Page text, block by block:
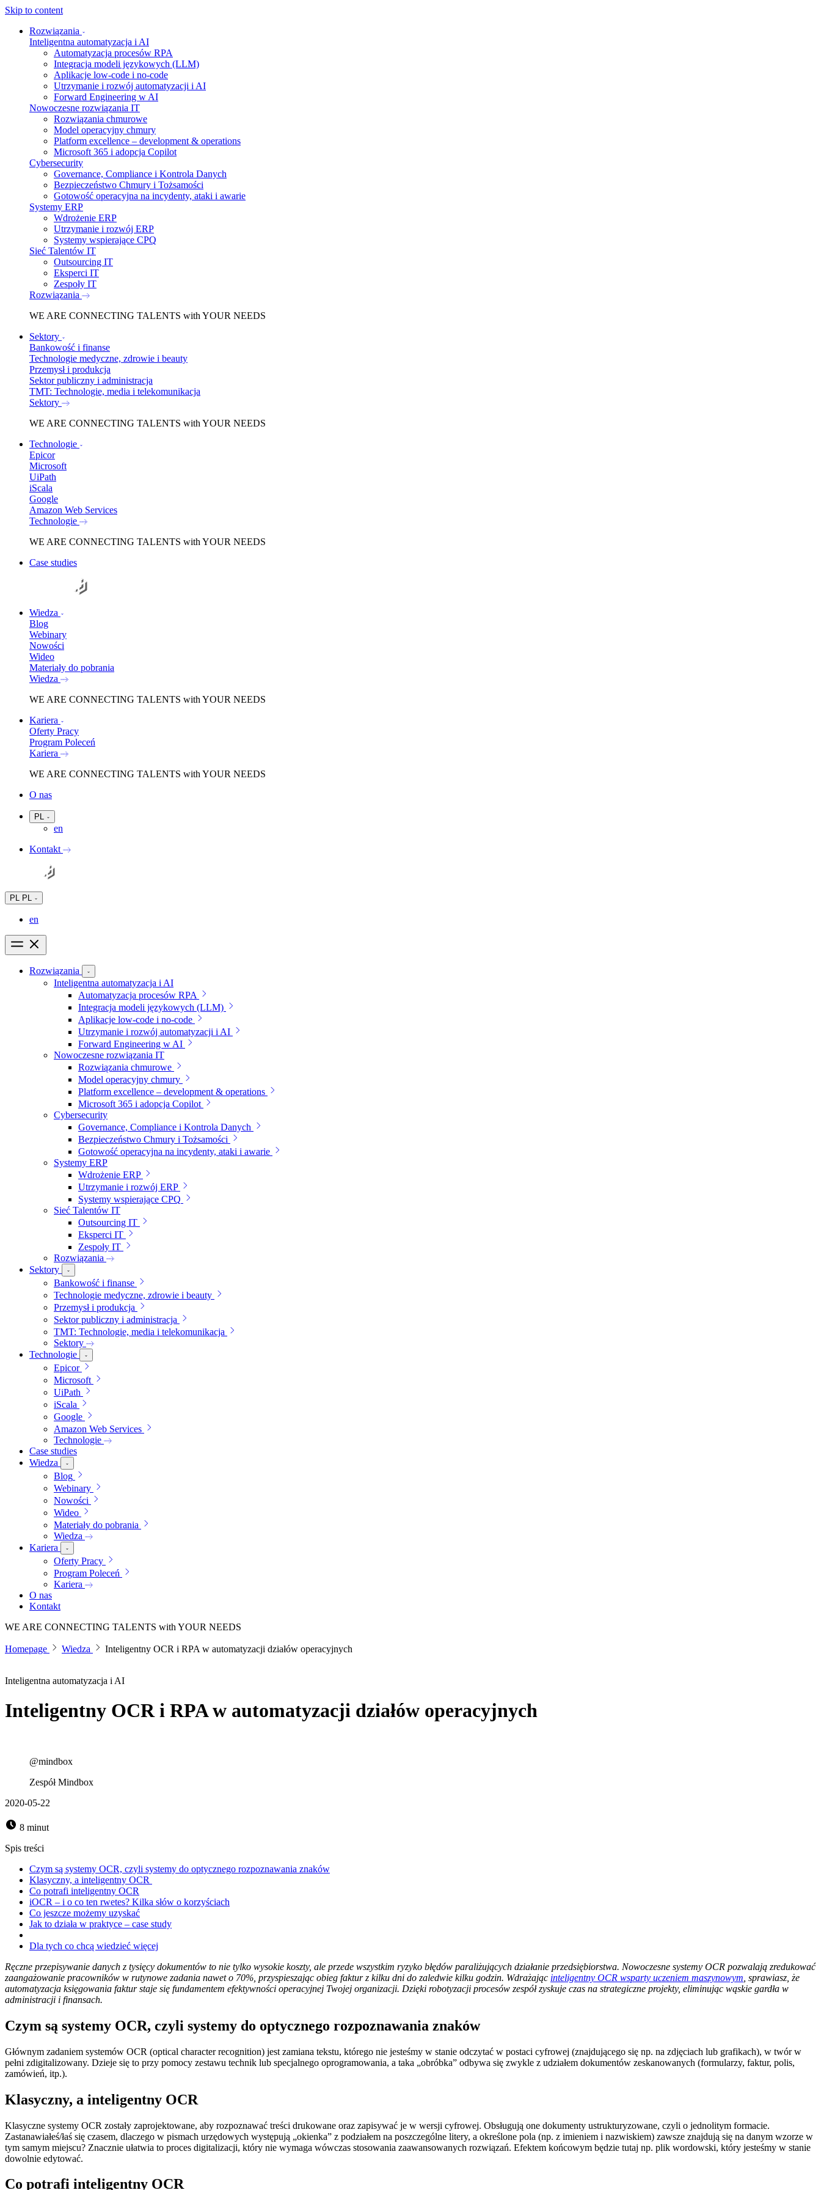
Skip to content
Rozwiązania
Inteligentna automatyzacja i AI
Automatyzacja procesów RPA
Integracja modeli językowych (LLM)
Aplikacje low-code i no-code
Utrzymanie i rozwój automatyzacji i AI
Forward Engineering w AI
Nowoczesne rozwiązania IT
Rozwiązania chmurowe
Model operacyjny chmury
Platform excellence – development & operations
Microsoft 365 i adopcja Copilot
Cybersecurity
Governance, Compliance i Kontrola Danych
Bezpieczeństwo Chmury i Tożsamości
Gotowość operacyjna na incydenty, ataki i awarie
Systemy ERP
Wdrożenie ERP
Utrzymanie i rozwój ERP
Systemy wspierające CPQ
Sieć Talentów IT
Outsourcing IT
Eksperci IT
Zespoły IT
Rozwiązania
WE ARE CONNECTING TALENTS with YOUR NEEDS
Sektory
Bankowość i finanse
Technologie medyczne, zdrowie i beauty
Przemysł i produkcja
Sektor publiczny i administracja
TMT: Technologie, media i telekomunikacja
Sektory
WE ARE CONNECTING TALENTS with YOUR NEEDS
Technologie
Epicor
Microsoft
UiPath
iScala
Google
Amazon Web Services
Technologie
WE ARE CONNECTING TALENTS with YOUR NEEDS
Case studies
Wiedza
Blog
Webinary
Nowości
Wideo
Materiały do pobrania
Wiedza
WE ARE CONNECTING TALENTS with YOUR NEEDS
Kariera
Oferty Pracy
Program Poleceń
Kariera
WE ARE CONNECTING TALENTS with YOUR NEEDS
O nas
PL
en
Kontakt
PL PL
en
Rozwiązania
Inteligentna automatyzacja i AI
Automatyzacja procesów RPA
Integracja modeli językowych (LLM)
Aplikacje low-code i no-code
Utrzymanie i rozwój automatyzacji i AI
Forward Engineering w AI
Nowoczesne rozwiązania IT
Rozwiązania chmurowe
Model operacyjny chmury
Platform excellence – development & operations
Microsoft 365 i adopcja Copilot
Cybersecurity
Governance, Compliance i Kontrola Danych
Bezpieczeństwo Chmury i Tożsamości
Gotowość operacyjna na incydenty, ataki i awarie
Systemy ERP
Wdrożenie ERP
Utrzymanie i rozwój ERP
Systemy wspierające CPQ
Sieć Talentów IT
Outsourcing IT
Eksperci IT
Zespoły IT
Rozwiązania
Sektory
Bankowość i finanse
Technologie medyczne, zdrowie i beauty
Przemysł i produkcja
Sektor publiczny i administracja
TMT: Technologie, media i telekomunikacja
Sektory
Technologie
Epicor
Microsoft
UiPath
iScala
Google
Amazon Web Services
Technologie
Case studies
Wiedza
Blog
Webinary
Nowości
Wideo
Materiały do pobrania
Wiedza
Kariera
Oferty Pracy
Program Poleceń
Kariera
O nas
Kontakt
WE ARE CONNECTING TALENTS with YOUR NEEDS
Homepage Wiedza Inteligentny OCR i RPA w automatyzacji działów operacyjnych
Inteligentna automatyzacja i AI
Inteligentny OCR i RPA w automatyzacji działów operacyjnych
@mindbox
Zespół Mindbox
2020-05-22
8 minut
Spis treści
Czym są systemy OCR, czyli systemy do optycznego rozpoznawania znaków
Klasyczny, a inteligentny OCR
Co potrafi inteligentny OCR
iOCR – i o co ten rwetes? Kilka słów o korzyściach
Co jeszcze możemy uzyskać
Jak to działa w praktyce – case study
Dla tych co chcą wiedzieć więcej
Ręczne przepisywanie danych z tysięcy dokumentów to nie tylko wysokie koszty, ale przede wszystkim ryzyko błędów paraliżujących działanie przedsiębiorstwa. Nowoczesne systemy OCR pozwalają zredukować
zaangażowanie pracowników w rutynowe zadania nawet o 70%, przyspieszając obieg faktur z kilku dni do zaledwie kilku godzin. Wdrażając inteligentny OCR wsparty uczeniem maszynowym , sprawiasz, że
automatyzacja księgowania faktur staje się fundamentem efektywności operacyjnej Twojej organizacji. Dzięki robotyzacji procesów zespół zyskuje czas na strategiczne projekty, eliminując wąskie gardła w
administracji i finansach.
Czym są systemy OCR, czyli systemy do optycznego rozpoznawania znaków
Głównym zadaniem systemów OCR (optical character recognition) jest zamiana tekstu, którego nie jesteśmy w stanie odczytać w postaci cyfrowej (znajdującego się np. na zdjęciach lub grafikach), w twór w
pełni zdigitalizowany. Dzieje się to przy pomocy zestawu technik lub specjalnego oprogramowania, a taka „obróbka” odbywa się zwykle z udziałem dokumentów zeskanowanych (formularzy, faktur, polis,
zamówień, itp.).
Klasyczny, a inteligentny OCR
Klasyczne systemy OCR zostały zaprojektowane, aby rozpoznawać treści drukowane oraz zapisywać je w wersji cyfrowej. Obsługują one dokumenty ustrukturyzowane, czyli o jednolitym formacie.
Zastanawiałeś/łaś się czasem, dlaczego w pismach urzędowych występują „okienka” z podziałem na poszczególne litery, a określone pola (np. z imieniem i nazwiskiem) zawsze znajdują się na danym wzorze w
tym samym miejscu? Znacznie ułatwia to proces digitalizacji, który nie wymaga wówczas stosowania zaawansowanych rozwiązań. Efektem końcowym będzie tutaj np. plik wordowski, który jesteśmy w stanie
dowolnie edytować.
Co potrafi inteligentny OCR